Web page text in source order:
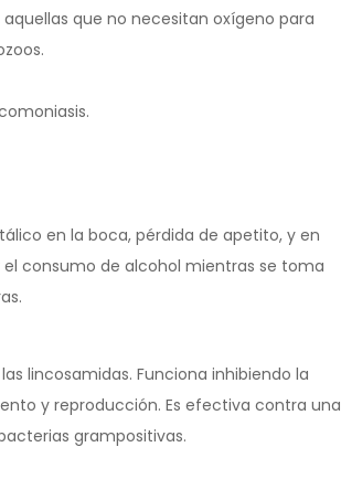
que no necesitan oxígeno para
en la boca, pérdida de apetito, y en
consumo de alcohol mientras se toma
lincosamidas. Funciona inhibiendo la
y reproducción. Es efectiva contra una
grampositivas.